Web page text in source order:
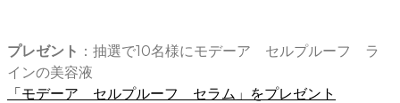
プレゼント ：抽選で10名様にモデーア セルプルーフ ラ
インの美容液
「モデーア セルプルーフ セラム」をプレゼント